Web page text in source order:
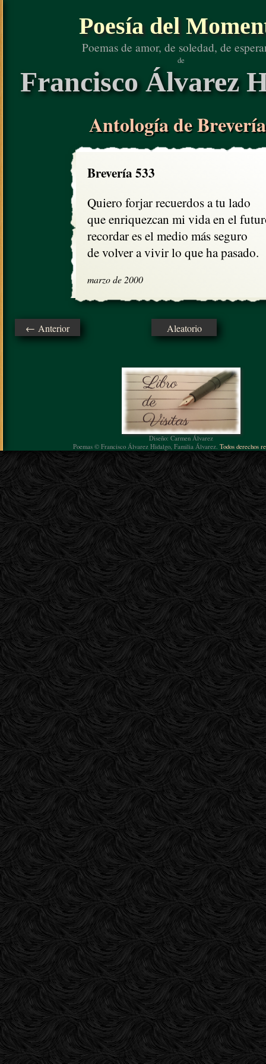
Poesía del
Poemas de amor, de soledad, de
de
Francisco Álvarez
Antología de
Brevería 533
Quiero forjar recuerdos a tu lado
que enriquezcan mi vida en el
recordar es el medio más seguro
de volver a vivir lo que ha pasado.
marzo de 2000
← Anterior Aleatorio
Diseño: Carmen Álvarez
Poemas © Francisco Álvarez Hidalgo, Familia Álvarez. Todos derechos